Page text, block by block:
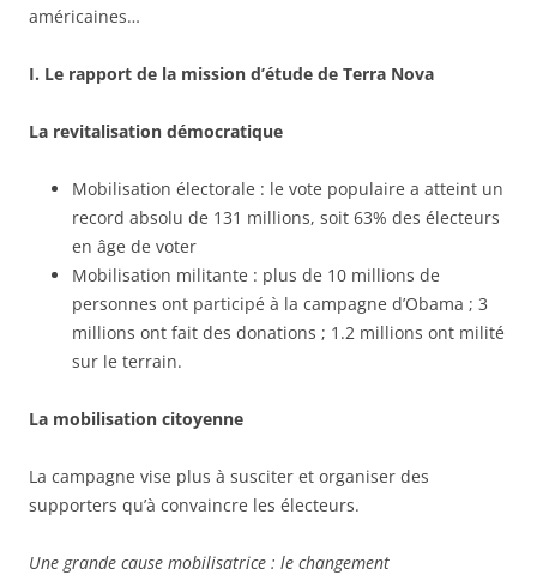
américaines…
I. Le rapport de la mission d’étude de Terra Nova
La revitalisation démocratique
Mobilisation électorale : le vote populaire a atteint un
record absolu de 131 millions, soit 63% des électeurs
en âge de voter
Mobilisation militante : plus de 10 millions de
personnes ont participé à la campagne d’Obama ; 3
millions ont fait des donations ; 1.2 millions ont milité
sur le terrain.
La mobilisation citoyenne
La campagne vise plus à susciter et organiser des
supporters qu’à convaincre les électeurs.
Une grande cause mobilisatrice : le changement